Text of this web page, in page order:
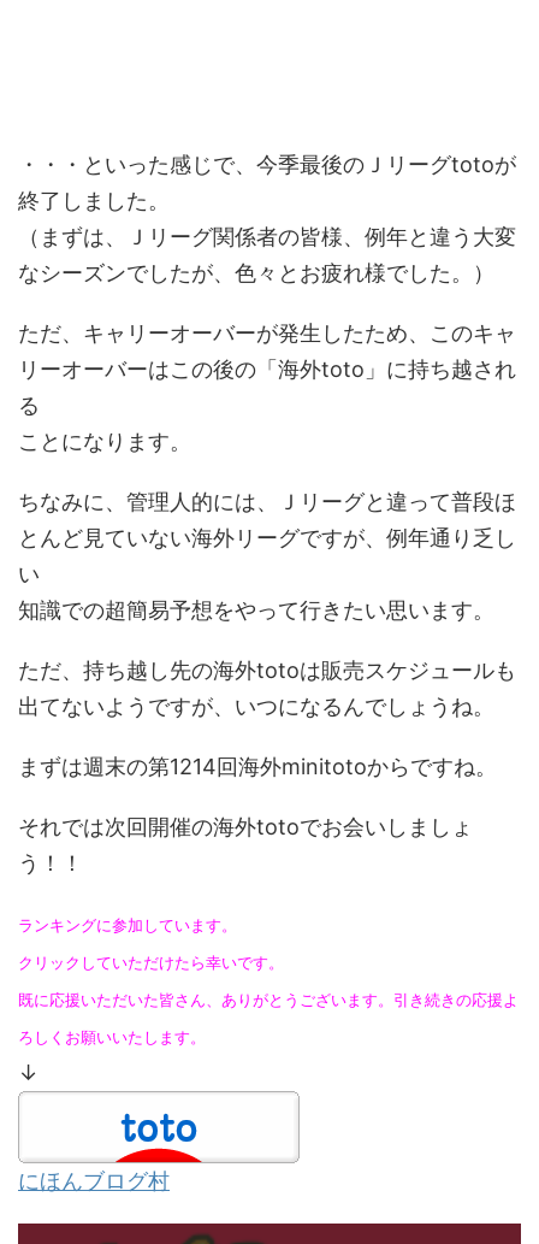
・・・といった感じで、今季最後のＪリーグtotoが
終了しました。
（まずは、Ｊリーグ関係者の皆様、例年と違う大変
なシーズンでしたが、色々とお疲れ様でした。）
ただ、キャリーオーバーが発生したため、このキャ
リーオーバーはこの後の「海外toto」に持ち越され
る
ことになります。
ちなみに、管理人的には、Ｊリーグと違って普段ほ
とんど見ていない海外リーグですが、例年通り乏し
い
知識での超簡易予想をやって行きたい思います。
ただ、持ち越し先の海外totoは販売スケジュールも
出てないようですが、いつになるんでしょうね。
まずは週末の第1214回海外minitotoからですね。
それでは次回開催の海外totoでお会いしましょ
う！！
ランキングに参加しています。
クリックしていただけたら幸いです。
既に応援いただいた皆さん、ありがとうございます。引き続きの応援よ
ろしくお願いいたします。
↓
にほんブログ村